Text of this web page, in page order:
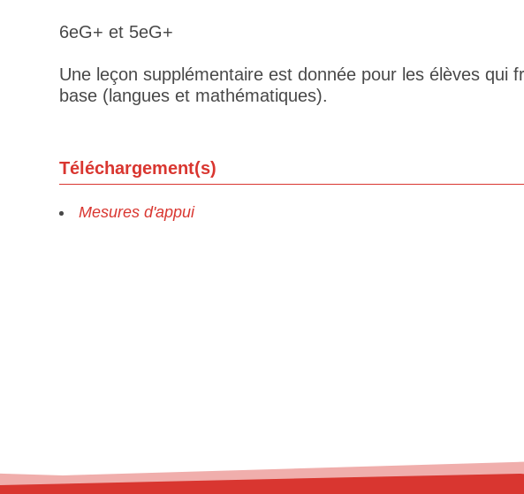
6eG+ et 5eG+
Une leçon supplémentaire est donnée pour les élèves qui
base (langues et mathématiques).
Téléchargement(s)
Mesures d'appui